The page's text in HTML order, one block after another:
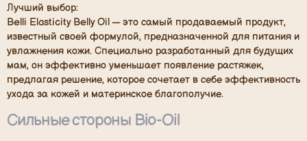
Лучший выбор:
Belli Elasticity Belly Oil — это самый продаваемый продукт,
известный своей формулой, предназначенной для питания и
увлажнения кожи. Специально разработанный для будущих
мам, он эффективно уменьшает появление растяжек,
предлагая решение, которое сочетает в себе эффективность
ухода за кожей и материнское благополучие.
Сильные стороны Bio-Oil